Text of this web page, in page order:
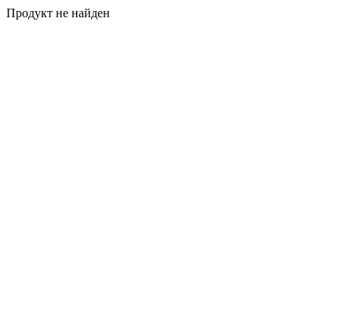
Продукт не найден